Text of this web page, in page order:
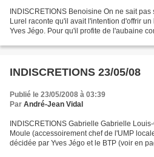
INDISCRETIONS Benoisine On ne sait
Lurel raconte qu'il avait l'intention d'offrir
Yves Jégo. Pour qu'il profite de l'aubaine
INDISCRETIONS 23/05/08
Publié le 23/05/2008 à 03:39
Par André-Jean Vidal
INDISCRETIONS Gabrielle Gabrielle
Moule (accessoirement chef de l'UMP
décidée par Yves Jégo et le BTP (voir en